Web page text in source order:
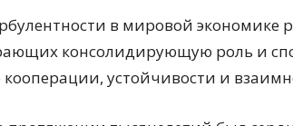
в мировой экономике
консолидирующую роль и
кооперации, устойчивости и